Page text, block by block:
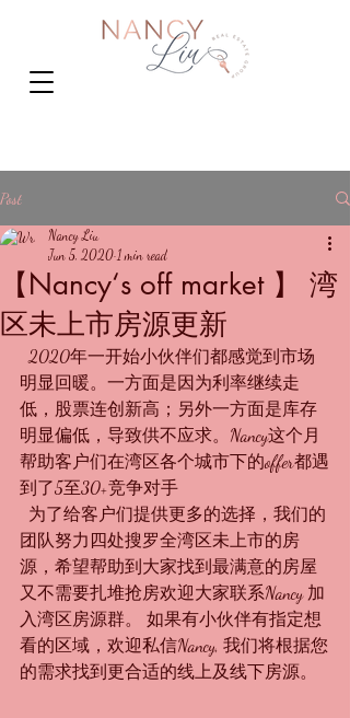
Post
【Nancy‘s off market 】 湾
区未上市房源更新
Nancy Liu
Jun 5, 2020 1 min read
  2020年一开始小伙伴们都感觉到市场
明显回暖。一方面是因为利率继续走
低，股票连创新高；另外一方面是库存
明显偏低，导致供不应求。Nancy这个月
帮助客户们在湾区各个城市下的offer都遇
到了5至30+竞争对手
团队努力四处搜罗全湾区未上市的房
源，希望帮助到大家找到最满意的房屋
又不需要扎堆抢房欢迎大家联系Nancy 加
入湾区房源群。 如果有小伙伴有指定想
看的区域，欢迎私信Nancy, 我们将根据您
的需求找到更合适的线上及线下房源。